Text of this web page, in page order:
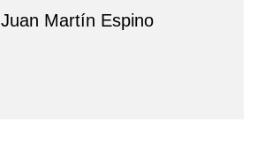
Juan Martín Espino